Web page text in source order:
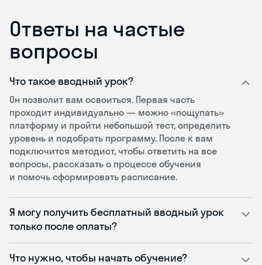
Ответы на частые
вопросы
Что такое вводный урок?
Он позволит вам освоиться. Первая часть
проходит индивидуально — можно «пощупать»
платформу и пройти небольшой тест, определить
уровень и подобрать программу. После к вам
подключится методист, чтобы ответить на все
вопросы, рассказать о процессе обучения
и помочь сформировать расписание.
Я могу получить бесплатный вводный урок
только после оплаты?
Что нужно, чтобы начать обучение?